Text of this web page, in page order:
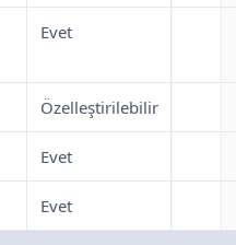
Evet
Özelleştirilebilir
Evet
Evet